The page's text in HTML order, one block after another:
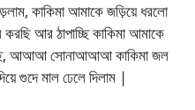
কাকিমা আমাকে জড়িয়ে ধরলো
আর ঠাপাচ্ছি কাকিমা আমাকে
আআআ সোনাআআআ কাকিমা জল
গুদে মাল ঢেলে দিলাম |